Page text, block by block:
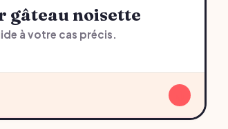
gâteau noisette
à votre cas précis.